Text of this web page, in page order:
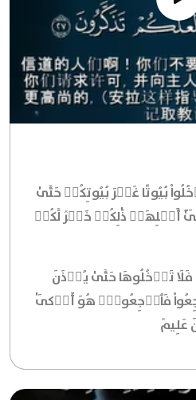
بُيُوتًا غَيۡرَ بُيُوتِكُمۡ حَتَّىٰ
أَهۡلِهَاۚ ذَٰلِكُمۡ خَيۡرٞ لَّكُمۡ
فَلَا تَدۡخُلُوهَا حَتَّىٰ يُؤۡذَنَ
فَٱرۡجِعُواْۖ هُوَ أَزۡكَىٰ
عَلِيمٞ